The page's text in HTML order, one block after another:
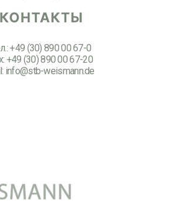
КОНТАКТЫ
+49 (30) 890 00 67-0
+49 (30) 890 00 67-20
info@stb-weismann.de